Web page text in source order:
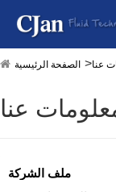
الصفحة الرئيسية عنا
عنا
ملف الشركة